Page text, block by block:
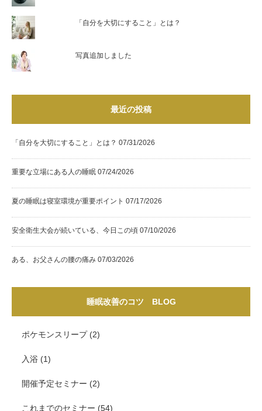
「自分を大切にすること」とは？
写真追加しました
最近の投稿
「自分を大切にすること」とは？ 07/31/2026
重要な立場にある人の睡眠 07/24/2026
夏の睡眠は寝室環境が重要ポイント 07/17/2026
安全衛生大会が続いている、今日この頃 07/10/2026
ある、お父さんの腰の痛み 07/03/2026
睡眠改善のコツ BLOG
ポケモンスリープ(2)
入浴 (1)
開催予定セミナー (2)
これまでのセミナー (54)